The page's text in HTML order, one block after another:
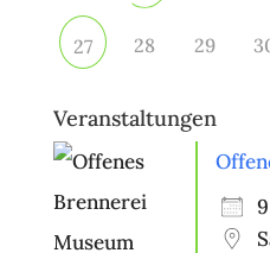
27 28 29
Veranstaltungen